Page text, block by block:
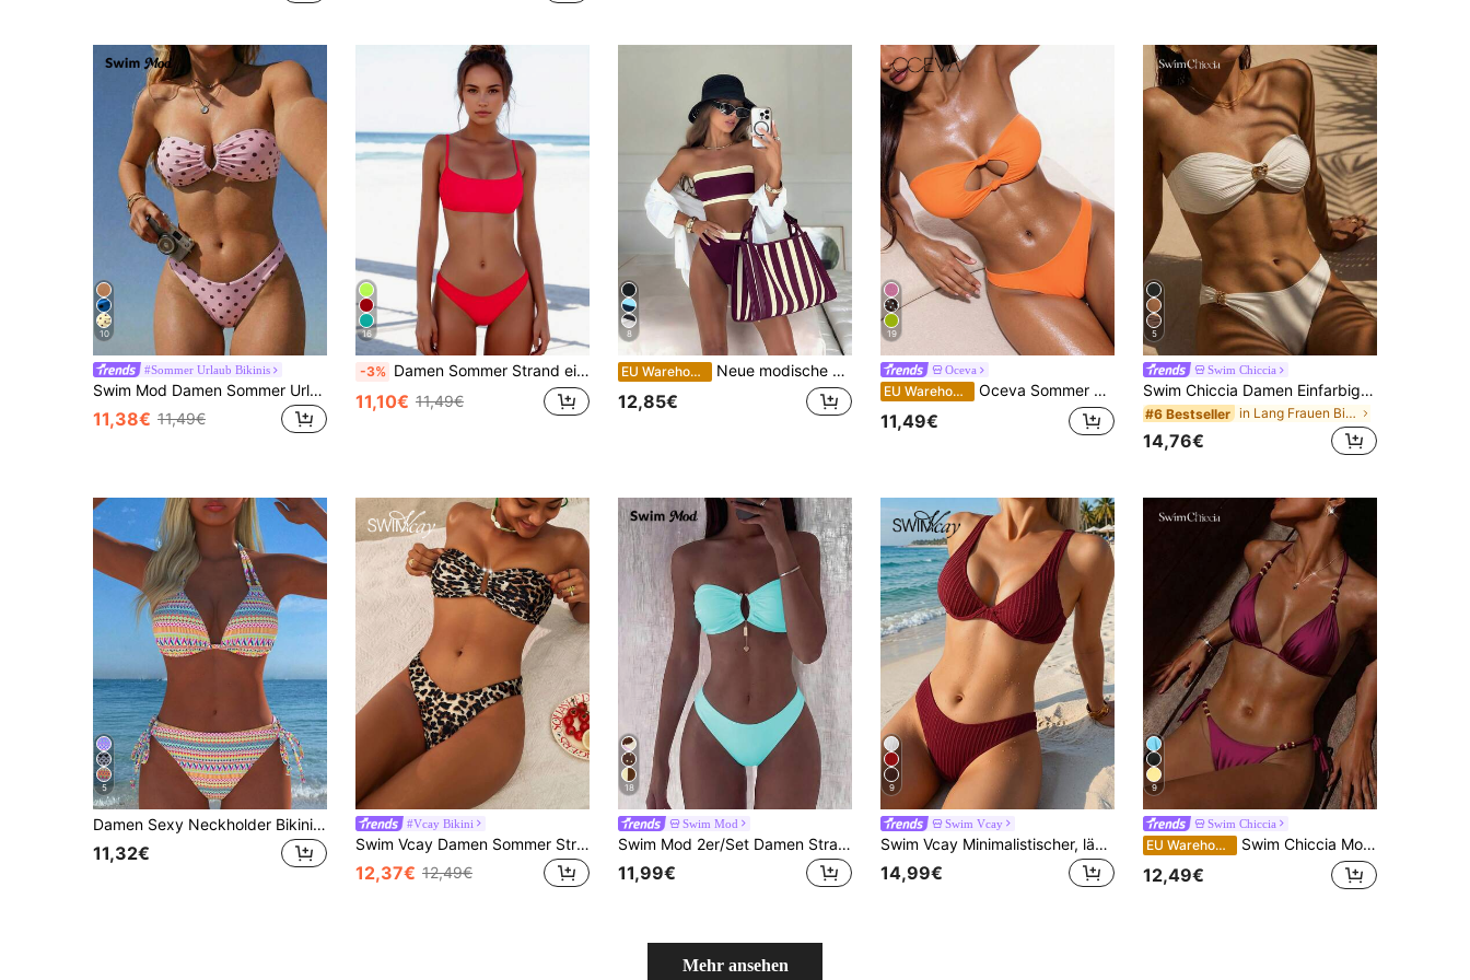
10
#Sommer Urlaub Bikinis
Swim Mod Damen Sommer Urlaubs Strand Polka Punkt Muster Bandeau Bikini Set
11,38€ 11,49€
16
-3% Damen Sommer Strand einfarbig Spaghetti-Träger Bikini-Top und -Unterteil Lässig 2 Stücke Set für den Urlaub
11,10€ 11,49€
8
EU Warehouse Neue modische sexy einfarbige Bandeau-Bikini-Badeanzüge mit abnehmbaren Trägern für Frauen, geeignet für Strand, Poolparty, Sommerurlaub, Vacationcore
12,85€
19
Oceva
EU Warehouse Oceva Sommer Strand Bikini Set ohne Träger mit Cut Out Design, Badeanzug
11,49€
5
Swim Chiccia
Swim Chiccia Damen Einfarbiger Badeanzug-Set für Urlaub & Strand, Damen Bademode 2-teilig, Damen Bikini-Sets, Bikinis für Damen, Damen Sommer Outfits 2-teilig
#6 Bestseller in Lang Frauen Bikini-Sets
14,76€
5
Damen Sexy Neckholder Bikini Set, Boho-Muster Stoff, Strandbadeanzug, Neuankömmling, Urlaub Sommer Reise Badeanzug, Strickstil
11,32€
#Vcay Bikini
Swim Vcay Damen Sommer Strand Urlaub Leoparden Muster geraffter Büstenhalter Bikini Set
12,37€ 12,49€
18
Swim Mod
Swim Mod 2er/Set Damen Strand Outfit, modisch süß sexy Urlaub Strand Pool Party einfarbig U-Ausschnitt Neckholder abnehmbarer Träger Bandeau Top und Bikini Unterteil, Frühling/Sommer
11,99€
9
Swim Vcay
Swim Vcay Minimalistischer, lässiger Urlaubs Push-Up Bikini-Set
14,99€
9
Swim Chiccia
EU Warehouse Swim Chiccia Modischer, sexy Damen Bikini, glänzend, mit Spaghettiträgern, perlenbesetzt, rückenlos, Dreieck Bademode, sexy, Influencer Stil, Strand, Urlaub, Unterhaltung, Küste, Bestseller
12,49€
Mehr ansehen